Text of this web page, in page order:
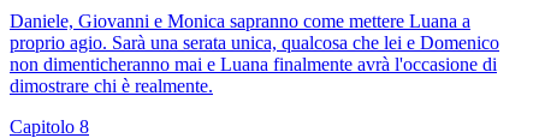
Daniele, Giovanni e Monica sapranno come mettere Luana a
proprio agio. Sarà una serata unica, qualcosa che lei e Domenico
non dimenticheranno mai e Luana finalmente avrà l'occasione di
dimostrare chi è realmente.
Capitolo 8